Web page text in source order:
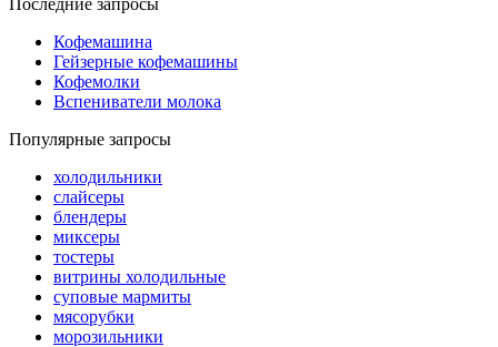
Последние запросы
Кофемашина
Гейзерные кофемашины
Кофемолки
Вспениватели молока
Популярные запросы
холодильники
слайсеры
блендеры
миксеры
тостеры
витрины холодильные
суповые мармиты
мясорубки
морозильники